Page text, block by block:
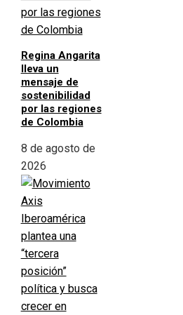
Regina Angarita
lleva un
mensaje de
sostenibilidad
por las regiones
de Colombia
8 de agosto de
2026